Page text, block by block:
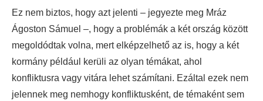
Ez nem biztos, hogy azt jelenti – jegyezte meg Mráz
Ágoston Sámuel –, hogy a problémák a két ország között
megoldódtak volna, mert elképzelhető az is, hogy a két
kormány például kerüli az olyan témákat, ahol
konfliktusra vagy vitára lehet számítani. Ezáltal ezek nem
jelennek meg nemhogy konfliktusként, de témaként sem